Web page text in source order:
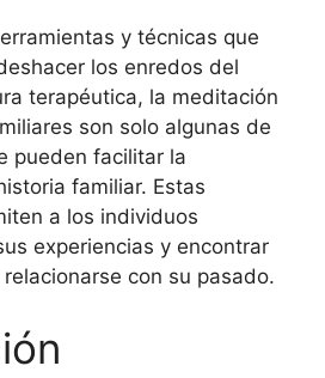
y técnicas que
los enredos del
terapéutica, la meditación
son solo algunas de
pueden facilitar la
familiar. Estas
a los individuos
experiencias y encontrar
con su pasado.